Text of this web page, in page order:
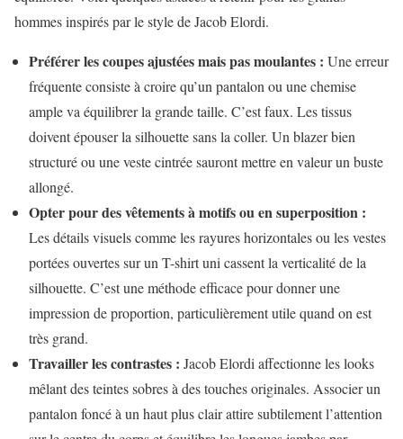
hommes inspirés par le style de Jacob Elordi.
Préférer les coupes ajustées mais pas moulantes : Une erreur
fréquente consiste à croire qu’un pantalon ou une chemise
ample va équilibrer la grande taille. C’est faux. Les tissus
doivent épouser la silhouette sans la coller. Un blazer bien
structuré ou une veste cintrée sauront mettre en valeur un buste
allongé.
Opter pour des vêtements à motifs ou en superposition :
Les détails visuels comme les rayures horizontales ou les vestes
portées ouvertes sur un T-shirt uni cassent la verticalité de la
silhouette. C’est une méthode efficace pour donner une
impression de proportion, particulièrement utile quand on est
très grand.
Travailler les contrastes : Jacob Elordi affectionne les looks
mêlant des teintes sobres à des touches originales. Associer un
pantalon foncé à un haut plus clair attire subtilement l’attention